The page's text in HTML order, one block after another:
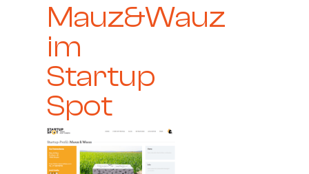
Mauz&Wauz
im
Startup
Spot